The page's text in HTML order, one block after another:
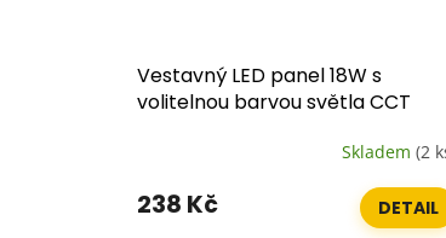
Vestavný LED panel 18W s
volitelnou barvou světla CCT
Skladem (2
238 Kč DETAIL